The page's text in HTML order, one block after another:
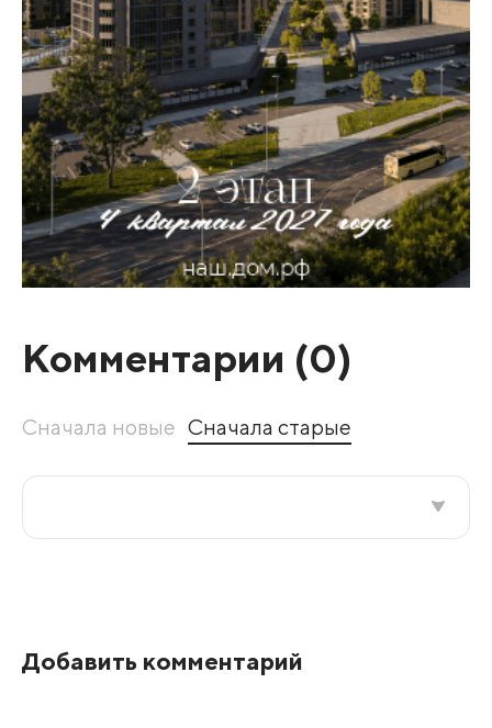
Комментарии (0)
Сначала новые Сначала старые
Добавить комментарий